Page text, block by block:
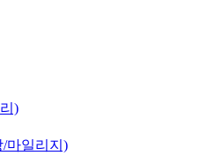
)
/마일리지)